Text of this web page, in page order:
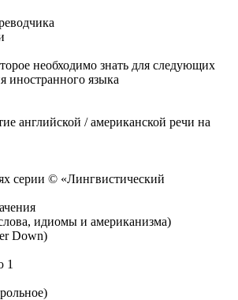
необходимо знать для следующих
иностранного языка
английской / американской речи на
серии © «Лингвистический
идиомы и американизма)
Down)
1